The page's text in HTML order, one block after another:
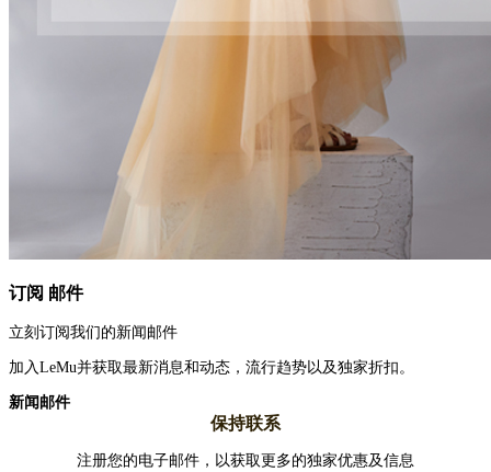
订阅 邮件
立刻订阅我们的新闻邮件
加入LeMu并获取最新消息和动态，流行趋势以及独家折扣。
新闻邮件
保持联系
注册您的电子邮件，以获取更多的独家优惠及信息